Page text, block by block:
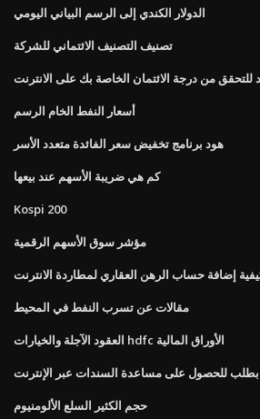
الدولار الكندي إلى الرسم البياني اليومي
تصنيف التصنيف الائتماني للشركة
من درجة الائتمان الخاصة بك على الانترنت
أسعار النفط الخام الرسم
هود برنامج تخفيض سعر الفائدة متعدد الأسر
كم هي ضريبة الأسهم عند بيعها
Kospi 200
مؤشر سوق الأسهم الرقمية
إضافة حساب الرهن العقاري لمطاردة الانترنت
مقالات عن تسرب النفط في المحيط
العقود الآجلة والخيارات hdfc الأوراق المالية
بطلب للحصول على مساعدة السندات عبر الإنترنت
حجم الكثير السلع الألومنيوم